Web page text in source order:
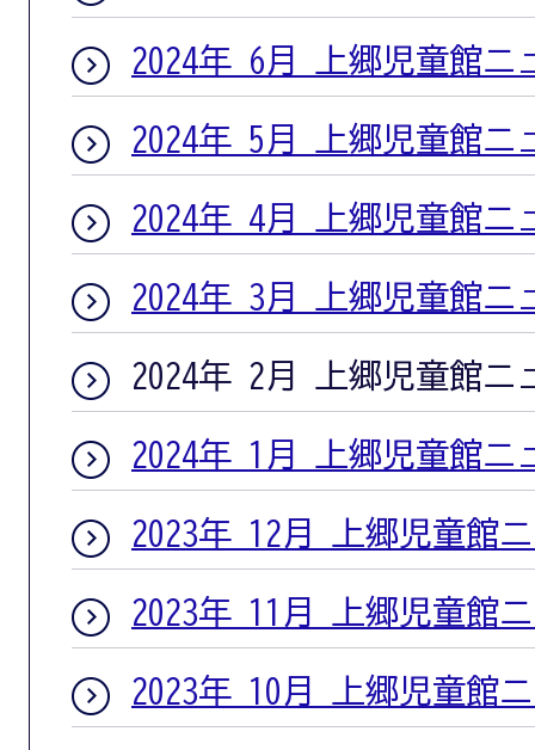
2024年 6月 上郷児童館ニ
2024年 5月 上郷児童館ニ
2024年 4月 上郷児童館ニ
2024年 3月 上郷児童館ニ
2024年 2月 上郷児童館ニ
2024年 1月 上郷児童館ニ
2023年 12月 上郷児童館
2023年 11月 上郷児童館
2023年 10月 上郷児童館